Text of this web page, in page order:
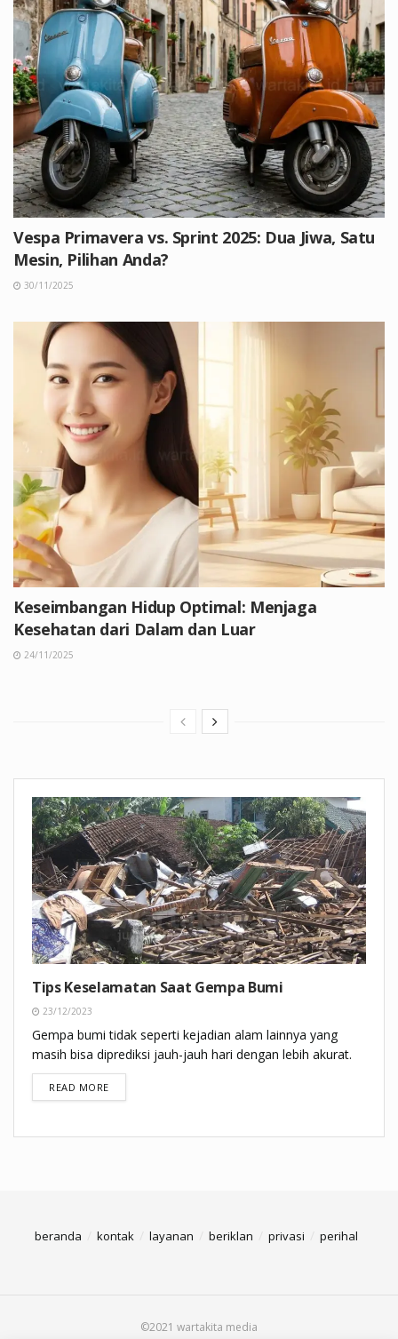
Vespa Primavera vs. Sprint 2025: Dua Jiwa, Satu
Mesin, Pilihan Anda?
30/11/2025
Keseimbangan Hidup Optimal: Menjaga
Kesehatan dari Dalam dan Luar
24/11/2025
Tips Keselamatan Saat Gempa Bumi
23/12/2023
Gempa bumi tidak seperti kejadian alam lainnya yang
masih bisa diprediksi jauh-jauh hari dengan lebih akurat.
READ MOREDETAILS
beranda kontak layanan beriklan privasi perihal
©2021 wartakita media